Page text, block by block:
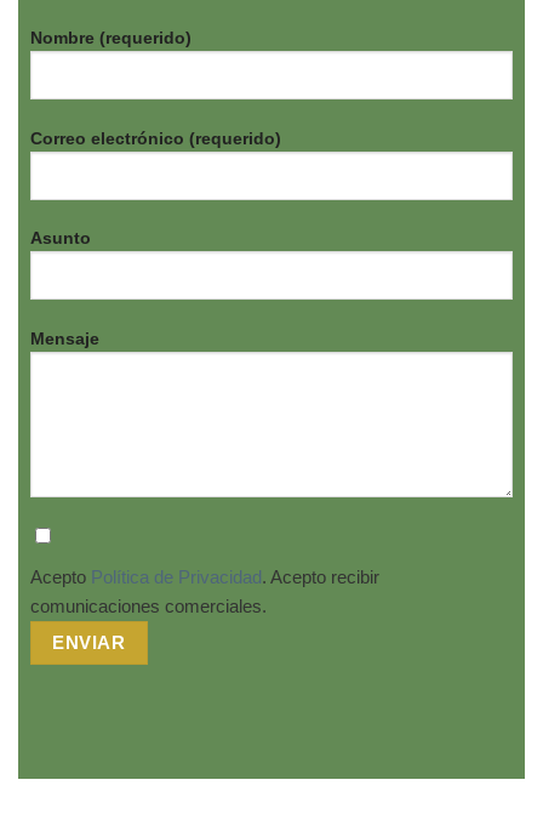
Nombre (requerido)
Correo electrónico (requerido)
Asunto
Mensaje
Acepto Política de Privacidad. Acepto recibir
comunicaciones comerciales.